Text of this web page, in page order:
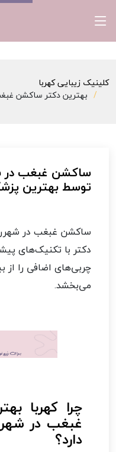
کلینیک زیبایی کهربا
بهترین دکتر ساکشن
ساکشن غبغب در
توسط بهترین
ساکشن غبغب در
دکتر با تکنیک‌های
چربی‌های اضافی را از
می‌بخشد.
چرا کهربا
غبغب در
دارد؟